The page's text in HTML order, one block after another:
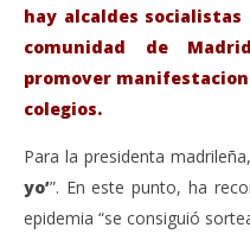
hay alcaldes
comunidad de
promover
colegios.
Para la presidenta
yo’”. En este punto, ha
epidemia “se consiguió